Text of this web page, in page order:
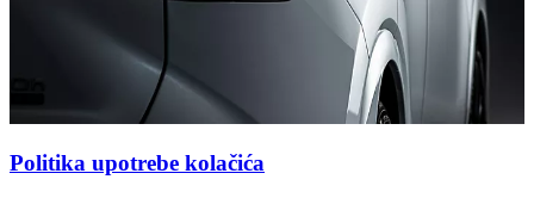
Politika upotrebe kolačića